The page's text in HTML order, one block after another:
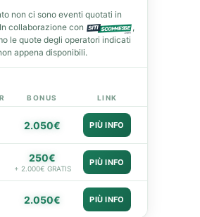
non ci sono eventi quotati in
collaborazione con
,
le quote degli operatori indicati
appena disponibili.
BONUS LINK
2.050€ PIÙ INFO
250€
+ 2.000€ GRATIS
PIÙ INFO
2.050€ PIÙ INFO